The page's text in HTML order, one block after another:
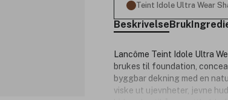
Teint Idole Ultra Wear
BeskrivelseBruk
Lancôme Teint Idole Ultra
brukes til foundation,
byggbar dekning med en
viske ut ujevnheter, jevne